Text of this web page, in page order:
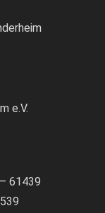
e.V.
61439